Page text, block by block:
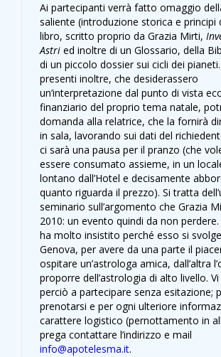
Ai partecipanti verrà fatto omaggio
saliente (introduzione storica e principi
libro, scritto proprio da Grazia Mirti,
Astri ed inoltre di un Glossario, della
di un piccolo dossier sui cicli dei
presenti inoltre, che desiderassero
un’interpretazione dal punto di vista
finanziario del proprio tema natale,
domanda alla relatrice, che la fornirà
in sala, lavorando sui dati del
ci sarà una pausa per il pranzo (che
essere consumato assieme, in un
lontano dall’Hotel e decisamente
quanto riguarda il prezzo). Si tratta
seminario sull’argomento che Grazia
2010: un evento quindi da non
ha molto insistito perché esso si
Genova, per avere da una parte il
ospitare un’astrologa amica, dall’altra
proporre dell’astrologia di alto livello.
perciò a partecipare senza esitazione;
prenotarsi e per ogni ulteriore
carattere logistico (pernottamento in
prega contattare l’indirizzo e mail
info@apotelesma.it.